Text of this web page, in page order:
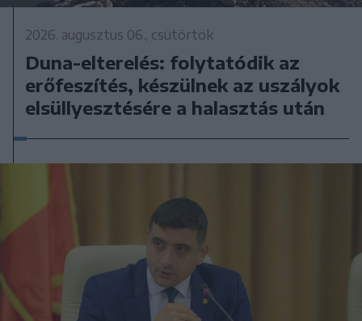
2026. augusztus 06., csütörtök
Duna-elterelés: folytatódik az
erőfeszítés, készülnek az uszályok
elsüllyesztésére a halasztás után